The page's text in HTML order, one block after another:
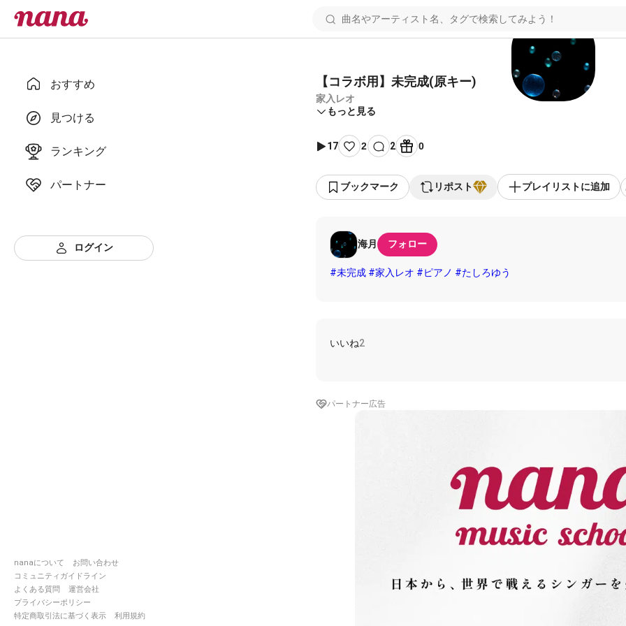
おすすめ
見つける
ランキング
パートナー
ログイン
nanaについて
お問い合わせ
コミュニティガイドライン
よくある質問
運営会社
プライバシーポリシー
特定商取引法に基づく表示
利用規約
【コラボ用】未完成(原キー)
家入レオ
もっと見る
17 2 2 0
ブックマーク リポスト プレイリストに追加
海月 フォロー
#未完成 #家入レオ #ピアノ #たしろゆう
いいね2
パートナー広告